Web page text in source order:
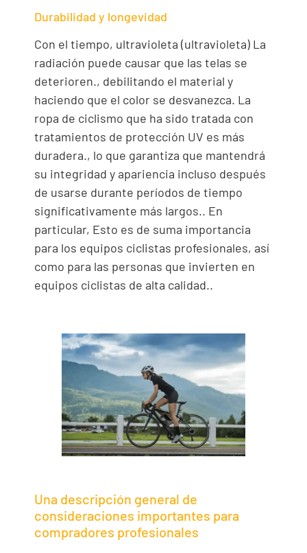
Durabilidad y longevidad
Con el tiempo, ultravioleta (ultravioleta) La
radiación puede causar que las telas se
deterioren., debilitando el material y
haciendo que el color se desvanezca. La
ropa de ciclismo que ha sido tratada con
tratamientos de protección UV es más
duradera., lo que garantiza que mantendrá
su integridad y apariencia incluso después
de usarse durante períodos de tiempo
significativamente más largos.. En
particular, Esto es de suma importancia
para los equipos ciclistas profesionales, así
como para las personas que invierten en
equipos ciclistas de alta calidad..
Una descripción general de
consideraciones importantes para
compradores profesionales